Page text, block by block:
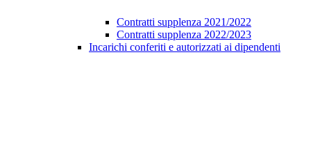
Contratti supplenza 2021/2022
Contratti supplenza 2022/2023
Incarichi conferiti e autorizzati ai dipendenti